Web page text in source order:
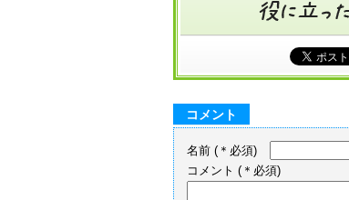
コメント
名前 (＊必須)
コメント (＊必須)